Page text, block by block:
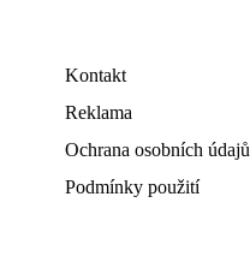
Kontakt
Reklama
Ochrana osobních údajů
Podmínky použití